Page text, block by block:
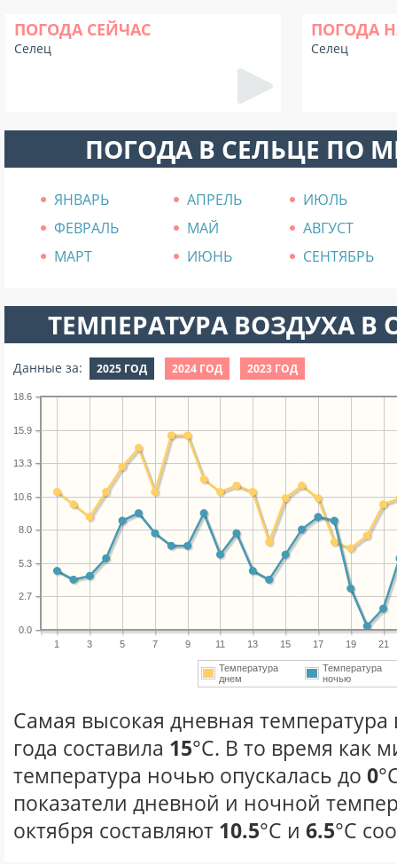
ПОГОДА СЕЙЧАС
Селец
ПОГОДА
Селец
ПОГОДА В СЕЛЬЦЕ ПО
ЯНВАРЬ АПРЕЛЬ
ИЮЛЬ
ФЕВРАЛЬ
МАЙ
АВГУСТ
МАРТ
ИЮНЬ СЕНТЯБРЬ
ТЕМПЕРАТУРА ВОЗДУХА В
Данные за: 2025 ГОД 2024 ГОД 2023 ГОД
1 3 5 7 9 11 13 15 17 19 21
0.0
2.7
5.3
8.0
10.6
13.3
15.9
18.6
Температура
днем
Температура
ночью
Самая высокая дневная температура
года составила 15°С. В то время как
температура ночью опускалась до 0
показатели дневной и ночной
октября составляют 10.5°С и 6.5°С